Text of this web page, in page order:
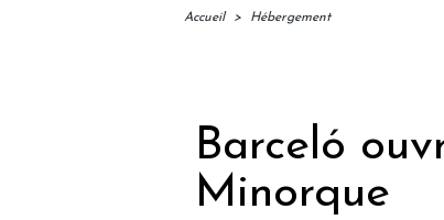
Accueil > Hébergement
Barceló
Minorque